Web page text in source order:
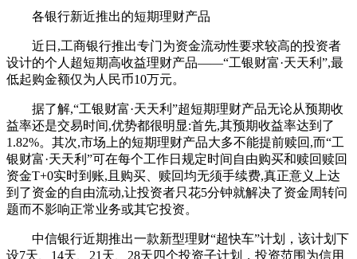
各银行新近推出的短期理财产品
近日,工商银行推出专门为资金流动性要求较高的投资者
设计的个人超短期高收益理财产品——“工银财富·天天利”,最
低起购金额仅为人民币10万元。
据了解,“工银财富·天天利”超短期理财产品无论从预期收
益率还是交易时间,优势都很明显:首先,其预期收益率达到了
1.82%。其次,市场上的短期理财产品大多不能提前赎回,而“工
银财富·天天利”可在每个工作日规定时间自由购买和赎回赎回
资金T+0实时到账,且购买、赎回均无须手续费,真正意义上达
到了资金的自由流动,让投资者只花5分钟就解决了资金周转问
题而不影响正常业务或其它投资。
中信银行近期推出一款新型理财“超快车”计划，该计划下
设7天、14天、21天、28天四个投资子计划，投资范围为信用